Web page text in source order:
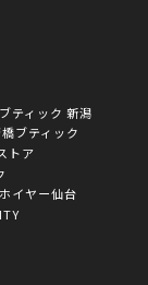
ティック 新潟
ブティック
トア
イヤー仙台